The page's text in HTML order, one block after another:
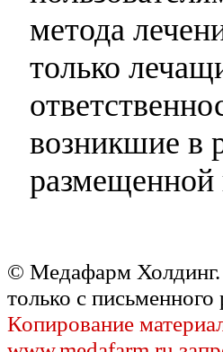
метода
только
возникшие в
размещенной
© Медафарм Холдинг.
только с
Копирование